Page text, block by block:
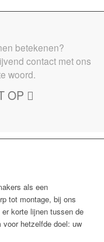
betekenen?
contact met ons
woord.
OP
als een
tot montage, bij ons
korte lijnen tussen de
hetzelfde doel: uw